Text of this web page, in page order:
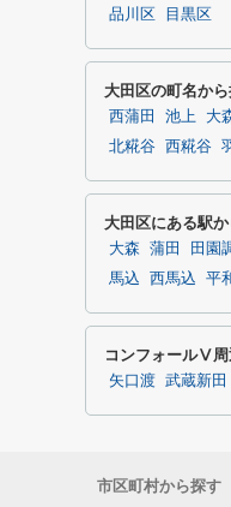
品川区 目黒区
大田区の町名か
西蒲田 池上 大
北糀谷
西糀谷
大田区にある駅
大森 蒲田 田園
馬込
西馬込 平
コンフォールⅤ
矢口渡 武蔵新田
市区町村から探す